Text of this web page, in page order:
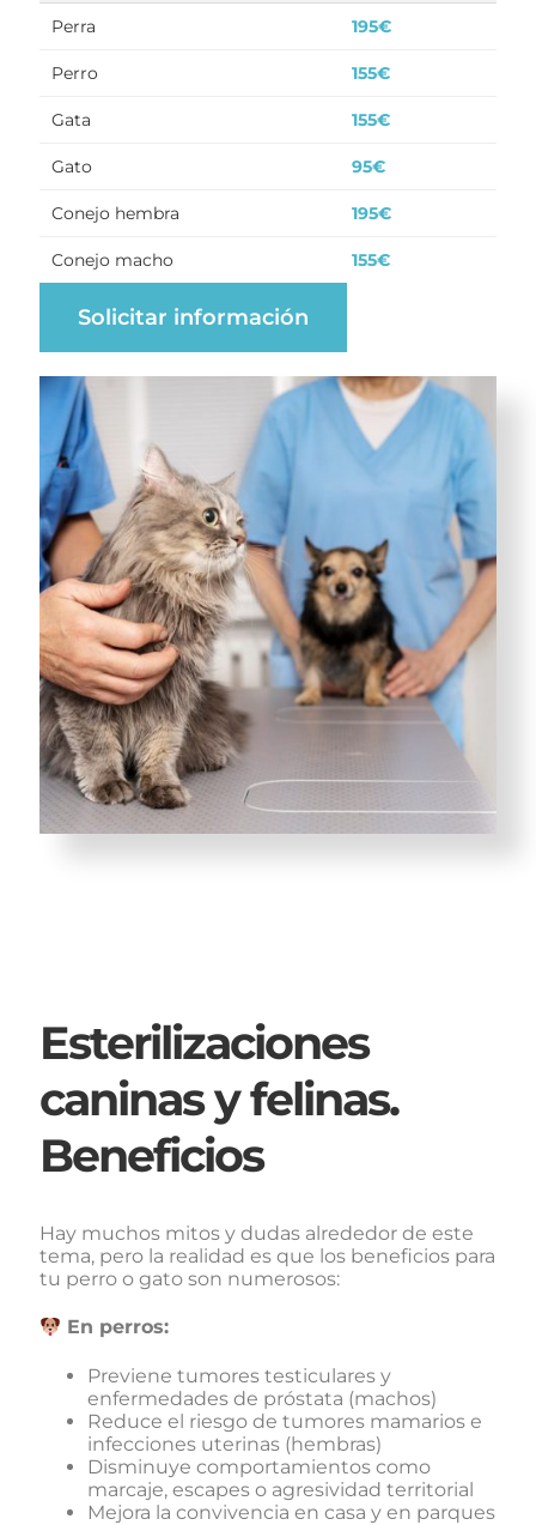
Perra 195€
Perro 155€
Gata 155€
Gato 95€
Conejo hembra 195€
Conejo macho 155€
Solicitar información
Esterilizaciones
caninas y felinas.
Beneficios
Hay muchos mitos y dudas alrededor de este
tema, pero la realidad es que los beneficios para
tu perro o gato son numerosos:
En perros:
Previene tumores testiculares y
enfermedades de próstata (machos)
Reduce el riesgo de tumores mamarios e
infecciones uterinas (hembras)
Disminuye comportamientos como
marcaje, escapes o agresividad territorial
Mejora la convivencia en casa y en parques